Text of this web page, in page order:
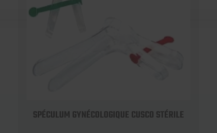
SPÉCULUM GYNÉCOLOGIQUE CUSCO STÉRILE